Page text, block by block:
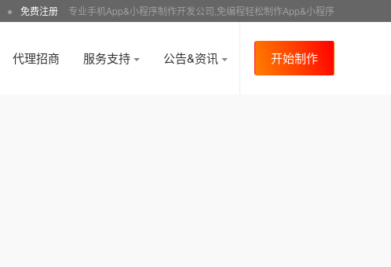
● 免费注册 专业手机App&小程序制作开发公司,免编程轻松制作App&小程序
代理招商 服务支持 公告&资讯 开始制作